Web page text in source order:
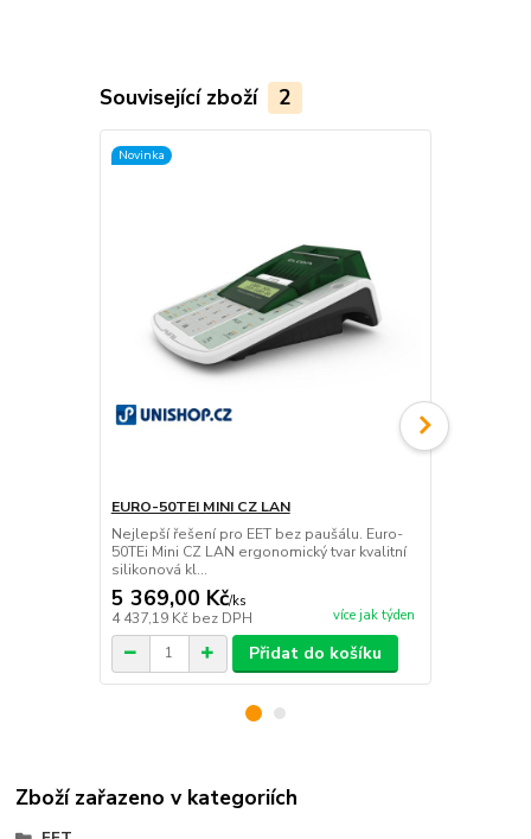
Související zboží 2
Novinka
EURO-50TEI MINI CZ LAN
Nejlepší řešení pro EET bez paušálu. Euro-
50TEi Mini CZ LAN ergonomický tvar kvalitní
silikonová kl...
5 369,00 Kč/ks
4 437,19 Kč bez DPH více jak týden
Přidat do košíku
Zboží zařazeno v kategoriích